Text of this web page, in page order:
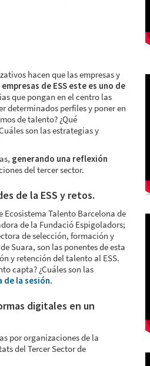
hacen que las empresas y
de ESS este es uno de
que pongan en el centro las
determinados perfiles y poner en
de talento? ¿Qué
son las estrategias y
generando una reflexión
del tercer sector.
de la ESS y retos.
Ecosistema Talento Barcelona de
de la Fundació Espigoladors;
de selección, formación y
Suara, son las ponentes de esta
y retención del talento al ESS.
capta? ¿Cuáles son las
la sesión.
digitales en un
por organizaciones de la
del Tercer Sector de